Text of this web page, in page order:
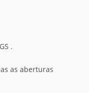
.
as aberturas